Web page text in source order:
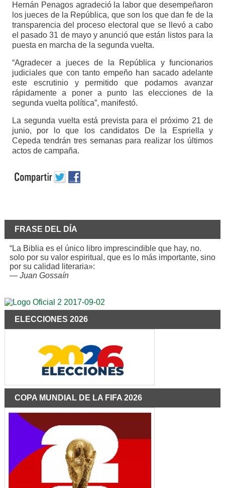
Hernán Penagos agradeció la labor que desempeñaron
los jueces de la República, que son los que dan fe de la
transparencia del proceso electoral que se llevó a cabo
el pasado 31 de mayo y anunció que están listos para la
puesta en marcha de la segunda vuelta.
“Agradecer a jueces de la República y funcionarios
judiciales que con tanto empeño han sacado adelante
este escrutinio y permitido que podamos avanzar
rápidamente a poner a punto las elecciones de la
segunda vuelta política”, manifestó.
La segunda vuelta está prevista para el próximo 21 de
junio, por lo que los candidatos De la Espriella y
Cepeda tendrán tres semanas para realizar los últimos
actos de campaña.
FRASE DEL DÍA
“La Biblia es el único libro imprescindible que hay, no.
solo por su valor espiritual, que es lo más importante, sino
por su calidad literaria»:
— Juan Gossaín
ELECCIONES 2026
COPA MUNDIAL DE LA FIFA 2026